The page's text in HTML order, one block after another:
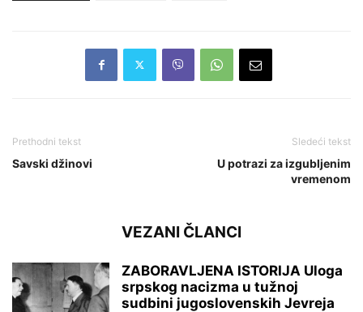
Prethodni tekst
Savski džinovi
Sledeći tekst
U potrazi za izgubljenim
vremenom
VEZANI ČLANCI
ZABORAVLJENA ISTORIJA Uloga
srpskog nacizma u tužnoj
sudbini jugoslovenskih Jevreja